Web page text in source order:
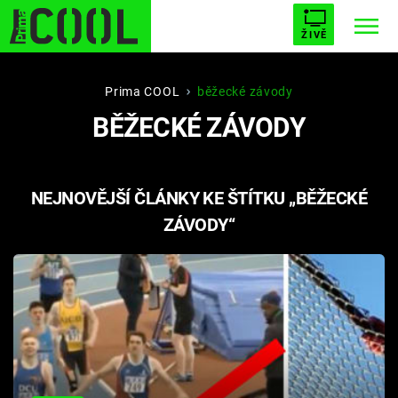
ŽIVĚ
STARHOUSE BUFFY, PŘEMOŽITELKA UPÍRŮ
PLNEJ KOTEL AVENGERS 5
Filmy
Seriály
Hry
Prima COOL běžecké závody
BĚŽECKÉ ZÁVODY
NEJNOVĚJŠÍ ČLÁNKY KE ŠTÍTKU „BĚŽECKÉ
ZÁVODY“